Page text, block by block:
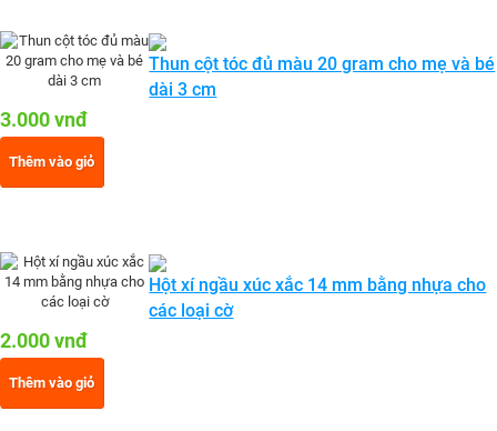
Thun cột tóc đủ màu 20 gram cho mẹ và bé
dài 3 cm
3.000 vnđ
Thêm vào giỏ
Hột xí ngầu xúc xắc 14 mm bằng nhựa cho
các loại cờ
2.000 vnđ
Thêm vào giỏ